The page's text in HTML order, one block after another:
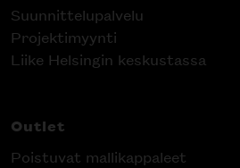
Suunnittelupalvelu
Projektimyynti
Liike Helsingin keskustassa
Outlet
Poistuvat mallikappaleet